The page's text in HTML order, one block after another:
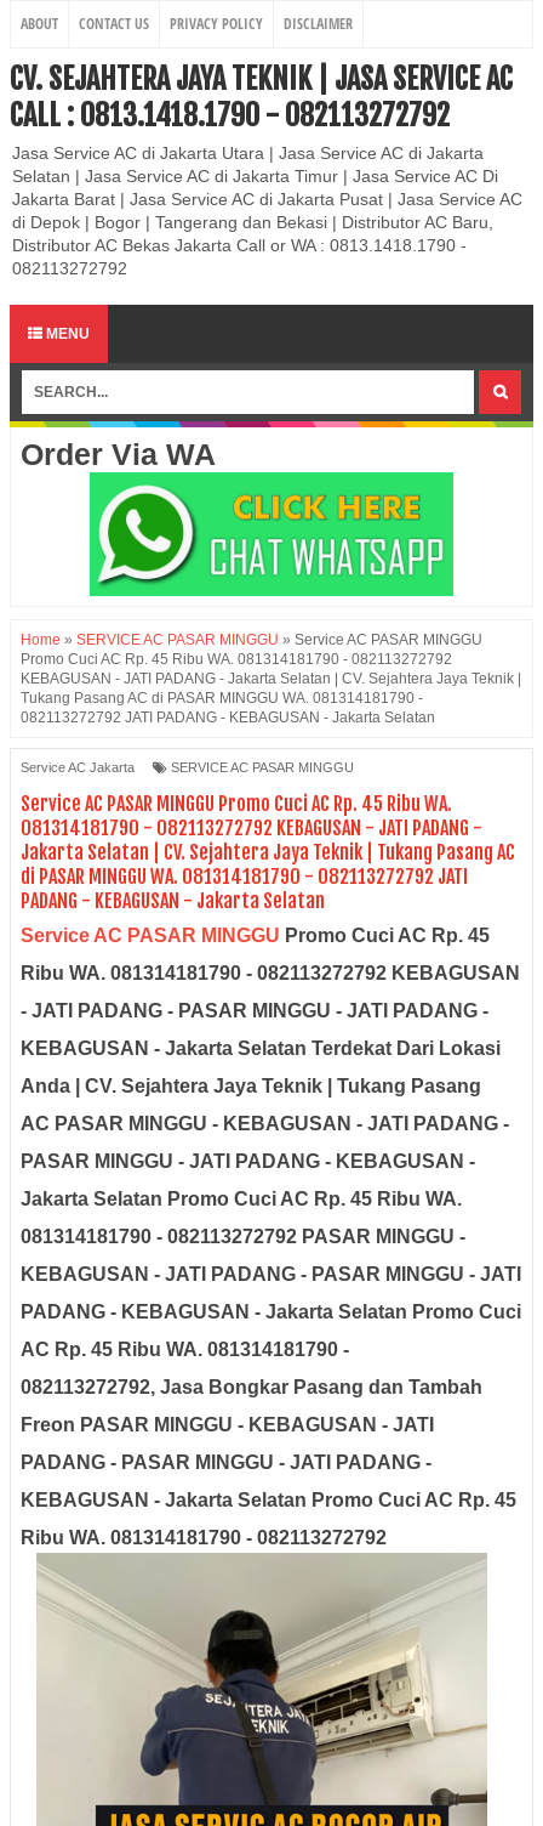
ABOUT CONTACT US PRIVACY POLICY DISCLAIMER
CV. SEJAHTERA JAYA TEKNIK | JASA SERVICE AC
CALL : 0813.1418.1790 - 082113272792
Jasa Service AC di Jakarta Utara | Jasa Service AC di Jakarta
Selatan | Jasa Service AC di Jakarta Timur | Jasa Service AC Di
Jakarta Barat | Jasa Service AC di Jakarta Pusat | Jasa Service AC
di Depok | Bogor | Tangerang dan Bekasi | Distributor AC Baru,
Distributor AC Bekas Jakarta Call or WA : 0813.1418.1790 -
082113272792
MENU
Order Via WA
Home » SERVICE AC PASAR MINGGU » Service AC PASAR MINGGU
Promo Cuci AC Rp. 45 Ribu WA. 081314181790 - 082113272792
KEBAGUSAN - JATI PADANG - Jakarta Selatan | CV. Sejahtera Jaya Teknik |
Tukang Pasang AC di PASAR MINGGU WA. 081314181790 -
082113272792 JATI PADANG - KEBAGUSAN - Jakarta Selatan
Service AC Jakarta SERVICE AC PASAR MINGGU
Service AC PASAR MINGGU Promo Cuci AC Rp. 45 Ribu WA.
081314181790 - 082113272792 KEBAGUSAN - JATI PADANG -
Jakarta Selatan | CV. Sejahtera Jaya Teknik | Tukang Pasang AC
di PASAR MINGGU WA. 081314181790 - 082113272792 JATI
PADANG - KEBAGUSAN - Jakarta Selatan
Service AC PASAR MINGGU Promo Cuci AC Rp. 45
Ribu WA. 081314181790 - 082113272792 KEBAGUSAN
- JATI PADANG - PASAR MINGGU - JATI PADANG -
KEBAGUSAN - Jakarta Selatan Terdekat Dari Lokasi
Anda | CV. Sejahtera Jaya Teknik | Tukang Pasang
AC PASAR MINGGU - KEBAGUSAN - JATI PADANG -
PASAR MINGGU - JATI PADANG - KEBAGUSAN -
Jakarta Selatan Promo Cuci AC Rp. 45 Ribu WA.
081314181790 - 082113272792 PASAR MINGGU -
KEBAGUSAN - JATI PADANG - PASAR MINGGU - JATI
PADANG - KEBAGUSAN - Jakarta Selatan Promo Cuci
AC Rp. 45 Ribu WA. 081314181790 -
082113272792, Jasa Bongkar Pasang dan Tambah
Freon PASAR MINGGU - KEBAGUSAN - JATI
PADANG - PASAR MINGGU - JATI PADANG -
KEBAGUSAN - Jakarta Selatan Promo Cuci AC Rp. 45
Ribu WA. 081314181790 - 082113272792